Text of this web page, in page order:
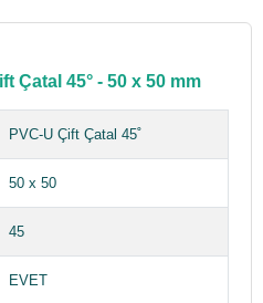
Çatal 45° - 50 x 50 mm
PVC-U Çift Çatal 45˚
50 x 50
45
EVET